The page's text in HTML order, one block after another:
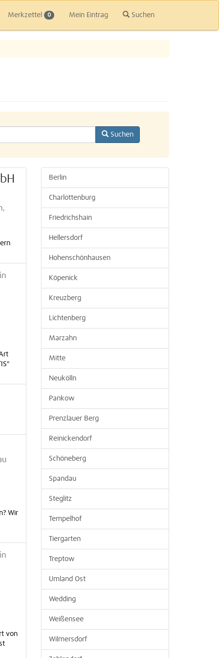
Merkzettel 0 Mein Eintrag Suchen
Suchen
in
Wir
in
von
Berlin
Charlottenburg
Friedrichshain
Hellersdorf
Hohenschönhausen
Köpenick
Kreuzberg
Lichtenberg
Marzahn
Mitte
Neukölln
Pankow
Prenzlauer Berg
Reinickendorf
Schöneberg
Spandau
Steglitz
Tempelhof
Tiergarten
Treptow
Umland Ost
Wedding
Weißensee
Wilmersdorf